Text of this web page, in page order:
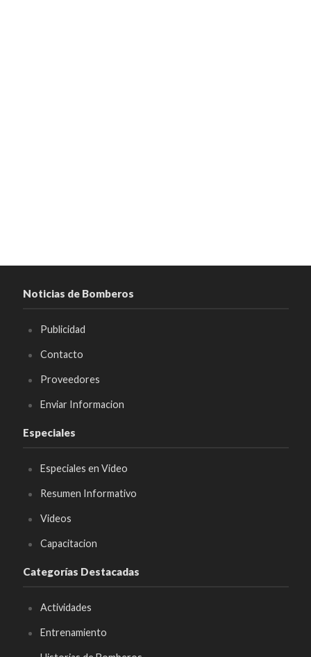
Noticias de Bomberos
Publicidad
Contacto
Proveedores
Enviar Informacion
Especiales
Especiales en Video
Resumen Informativo
Videos
Capacitacion
Categorías Destacadas
Actividades
Entrenamiento